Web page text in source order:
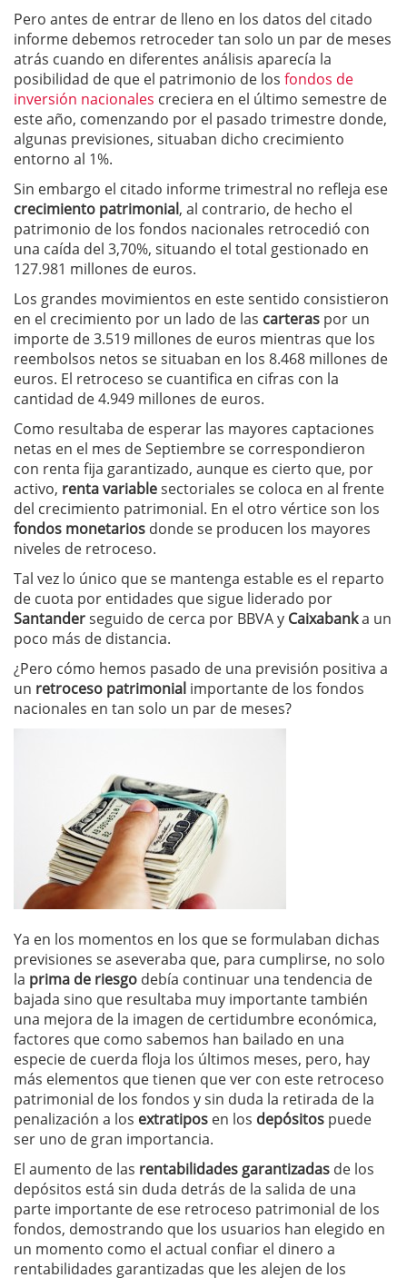
Pero antes de entrar de lleno en los datos del citado
informe debemos retroceder tan solo un par de meses
atrás cuando en diferentes análisis aparecía la
posibilidad de que el patrimonio de los fondos de
inversión nacionales creciera en el último semestre de
este año, comenzando por el pasado trimestre donde,
algunas previsiones, situaban dicho crecimiento
entorno al 1%.
Sin embargo el citado informe trimestral no refleja ese
crecimiento patrimonial, al contrario, de hecho el
patrimonio de los fondos nacionales retrocedió con
una caída del 3,70%, situando el total gestionado en
127.981 millones de euros.
Los grandes movimientos en este sentido consistieron
en el crecimiento por un lado de las carteras por un
importe de 3.519 millones de euros mientras que los
reembolsos netos se situaban en los 8.468 millones de
euros. El retroceso se cuantifica en cifras con la
cantidad de 4.949 millones de euros.
Como resultaba de esperar las mayores captaciones
netas en el mes de Septiembre se correspondieron
con renta fija garantizado, aunque es cierto que, por
activo, renta variablesectoriales se coloca en al frente
del crecimiento patrimonial. En el otro vértice son los
fondos monetarios donde se producen los mayores
niveles de retroceso.
Tal vez lo único que se mantenga estable es el reparto
de cuota por entidades que sigue liderado por
Santanderseguido de cerca por BBVA y Caixabanka un
poco más de distancia.
¿Pero cómo hemos pasado de una previsión positiva a
un retroceso patrimonial importante de los fondos
nacionales en tan solo un par de meses?
Ya en los momentos en los que se formulaban dichas
previsiones se aseveraba que, para cumplirse, no solo
la prima de riesgo debía continuar una tendencia de
bajada sino que resultaba muy importante también
una mejora de la imagen de certidumbre económica,
factores que como sabemos han bailado en una
especie de cuerda floja los últimos meses, pero, hay
más elementos que tienen que ver con este retroceso
patrimonial de los fondos y sin duda la retirada de la
penalización a los extratipos en los depósitos puede
ser uno de gran importancia.
El aumento de las rentabilidades garantizadas de los
depósitos está sin duda detrás de la salida de una
parte importante de ese retroceso patrimonial de los
fondos, demostrando que los usuarios han elegido en
un momento como el actual confiar el dinero a
rentabilidades garantizadas que les alejen de los